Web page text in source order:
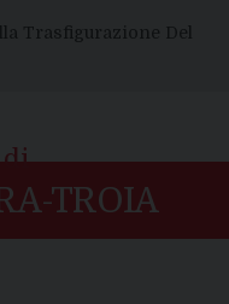
Trasfigurazione Del